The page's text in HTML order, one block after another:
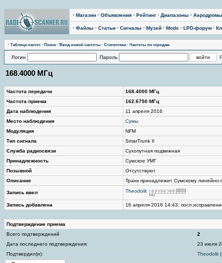
· Магазин · Объявления · Рейтинг · Диапазоны · Аэродромы
· Файлы · Статьи · Сигналы · Музей · Mods · LPD-форум ·
· Таблица частот · Поиск · Ввод новой частоты · Статистика· Частоты по городам
Логин Пароль
168.4000 МГц
Частота передачи
168.4000 МГц
Частота приема
162.6750 МГц
Дата наблюдения
11 апреля 2016
Место наблюдения
Сумы
Модуляция
NFM
Тип сигнала
SmarTrunk II
Служба радиосвязи
Сухопутная подвижная
Принадлежность
Сумское УМГ
Позывной
Отсутствуют
Описание
Транк принадлежит Сумскому
Запись ввел Theodolit
Запись добавлена 16 апреля 2016 14:43;
Подтверждение приема
Всего подтверждений
2
Дата последнего подтверждения:
23 июля
Подтвердил(и):
Theodolit